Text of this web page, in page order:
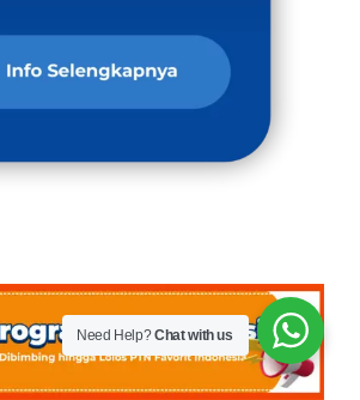
Need Help?Chat with us